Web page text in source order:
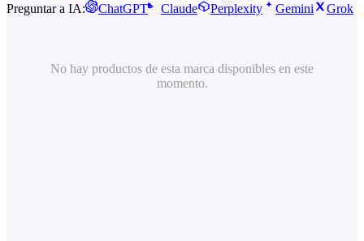
Preguntar a IA:
ChatGPT Claude Perplexity Gemini Grok
No hay productos de esta marca disponibles en este
momento.